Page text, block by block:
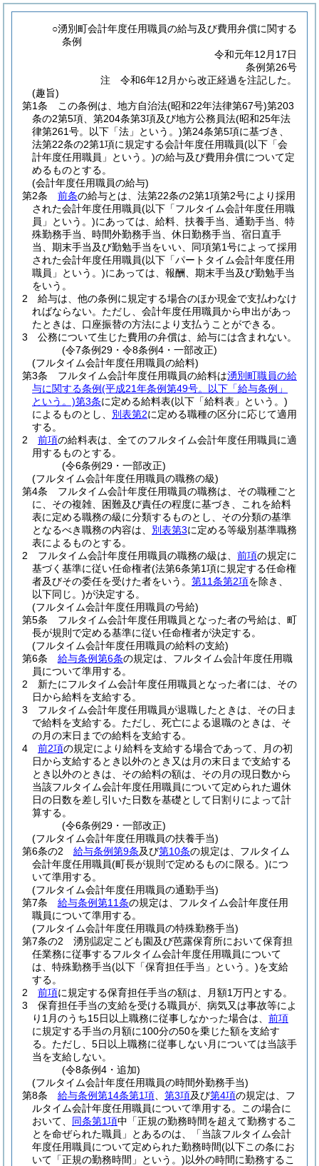
○湧別町会計年度任用職員の給与及び費用弁償に関する
条例
令和元年12月17日
条例第26号
注 令和6年12月から改正経過を注記した。
(趣旨)
第1条
この条例は、地方自治法(昭和22年法律第67号)第203
条の2第5項、第204条第3項及び地方公務員法(昭和25年法
律第261号。以下「法」という。)第24条第5項に基づき、
法第22条の2第1項に規定する会計年度任用職員(以下「会
計年度任用職員」という。)の給与及び費用弁償について定
めるものとする。
(会計年度任用職員の給与)
第2条
前条の給与とは、法第22条の2第1項第2号により採用
された会計年度任用職員(以下「フルタイム会計年度任用職
員」という。)にあっては、給料、扶養手当、通勤手当、特
殊勤務手当、時間外勤務手当、休日勤務手当、宿日直手
当、期末手当及び勤勉手当をいい、同項第1号によって採用
された会計年度任用職員(以下「パートタイム会計年度任用
職員」という。)にあっては、報酬、期末手当及び勤勉手当
をいう。
2
給与は、他の条例に規定する場合のほか現金で支払わなけ
ればならない。 ただし、会計年度任用職員から申出があっ
たときは、口座振替の方法により支払うことができる。
3
公務について生じた費用の弁償は、給与には含まれない。
(令7条例29・令8条例4・一部改正)
(フルタイム会計年度任用職員の給料)
第3条
フルタイム会計年度任用職員の給料は湧別町職員の給
与に関する条例(平成21年条例第49号。以下「給与条例」
という。)第3条に定める給料表(以下「給料表」という。)
によるものとし、 別表第2に定める職種の区分に応じて適用
する。
2
前項の給料表は、全てのフルタイム会計年度任用職員に適
用するものとする。
(令6条例29・一部改正)
(フルタイム会計年度任用職員の職務の級)
第4条
フルタイム会計年度任用職員の職務は、その職種ごと
に、その複雑、困難及び責任の程度に基づき、これを給料
表に定める職務の級に分類するものとし、その分類の基準
となるべき職務の内容は、 別表第3に定める等級別基準職務
表によるものとする。
2
フルタイム会計年度任用職員の職務の級は、 前項の規定に
基づく基準に従い任命権者(法第6条第1項に規定する任命権
者及びその委任を受けた者をいう。 第11条第2項を除き、
以下同じ。)が決定する。
(フルタイム会計年度任用職員の号給)
第5条
フルタイム会計年度任用職員となった者の号給は、町
長が規則で定める基準に従い任命権者が決定する。
(フルタイム会計年度任用職員の給料の支給)
第6条
給与条例第6条の規定は、フルタイム会計年度任用職
員について準用する。
2
新たにフルタイム会計年度任用職員となった者には、その
日から給料を支給する。
3
フルタイム会計年度任用職員が退職したときは、その日ま
で給料を支給する。 ただし、死亡による退職のときは、そ
の月の末日までの給料を支給する。
4
前2項の規定により給料を支給する場合であって、月の初
日から支給するとき以外のとき又は月の末日まで支給する
とき以外のときは、その給料の額は、その月の現日数から
当該フルタイム会計年度任用職員について定められた週休
日の日数を差し引いた日数を基礎として日割りによって計
算する。
(令6条例29・一部改正)
(フルタイム会計年度任用職員の扶養手当)
第6条の2
給与条例第9条及び第10条の規定は、フルタイム
会計年度任用職員(町長が規則で定めるものに限る。)につ
いて準用する。
(フルタイム会計年度任用職員の通勤手当)
第7条
給与条例第11条の規定は、フルタイム会計年度任用
職員について準用する。
(フルタイム会計年度任用職員の特殊勤務手当)
第7条の2
湧別認定こども園及び芭露保育所において保育担
任業務に従事するフルタイム会計年度任用職員について
は、特殊勤務手当(以下「保育担任手当」という。)を支給
する。
2
前項に規定する保育担任手当の額は、月額1万円とする。
3
保育担任手当の支給を受ける職員が、病気又は事故等によ
り1月のうち15日以上職務に従事しなかった場合は、 前項
に規定する手当の月額に100分の50を乗じた額を支給す
る。 ただし、5日以上職務に従事しない月については当該手
当を支給しない。
(令8条例4・追加)
(フルタイム会計年度任用職員の時間外勤務手当)
第8条
給与条例第14条第1項 第3項及び第4項の規定は、フ
ルタイム会計年度任用職員について準用する。
この場合に
おいて、 同条第1項中「正規の勤務時間を超えて勤務するこ
とを命ぜられた職員」とあるのは、「当該フルタイム会計
年度任用職員について定められた勤務時間(以下この条にお
いて「正規の勤務時間」という。)以外の時間に勤務するこ